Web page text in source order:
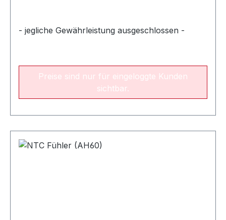
- jegliche Gewährleistung ausgeschlossen -
Preise sind nur für eingeloggte Kunden
sichtbar.